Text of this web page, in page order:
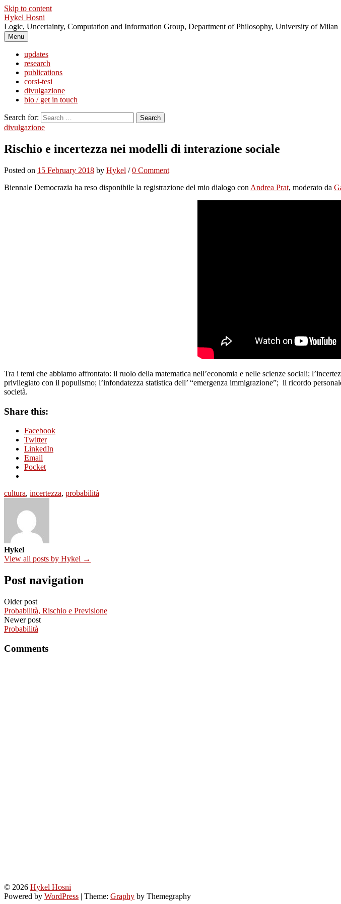
Skip to content
Hykel Hosni
Logic, Uncertainty, Computation and Information Group, Department of Philosophy, University of Milan
Menu
updates
research
publications
corsi-tesi
divulgazione
bio / get in touch
Search for:
divulgazione
Rischio e incertezza nei modelli di interazione sociale
Posted on 15 February 2018 by Hykel /0 Comment
Biennale Democrazia ha reso disponibile la registrazione del mio dialogo con Andrea Prat, moderato da
Tra i temi che abbiamo affrontato: il ruolo della matematica nell’economia e nelle scienze sociali;
privilegiato con il populismo; l’infondatezza statistica dell’ “emergenza immigrazione”; il ricordo
società.
Share this:
Facebook
Twitter
LinkedIn
Email
Pocket
cultura, incertezza, probabilità
Hykel
View all posts by Hykel →
Post navigation
Older post
Probabilità, Rischio e Previsione
Newer post
Probabilità
Comments
© 2026 Hykel Hosni
Powered by WordPress | Theme: Graphy by Themegraphy